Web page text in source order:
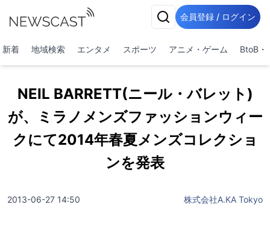
会員登録 / ログイン
新着 地域検索 エンタメ スポーツ アニメ・ゲーム BtoB・
NEIL BARRETT(ニール・バレット)
が、ミラノメンズファッションウィー
クにて2014年春夏メンズコレクショ
ンを発表
2013-06-27 14:50 株式会社A.KA Tokyo